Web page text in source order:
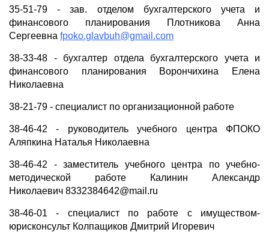
35-51-79 - зав. отделом бухгалтерского учета и
финансового планирования Плотникова Анна
Сергеевна fpoko.glavbuh@gmail.com
38-33-48 - бухгалтер отдела бухгалтерского учета и
финансового планирования Ворончихина Елена
Николаевна
38-21-79 - специалист по организационной работе
38-46-42 - руководитель учебного центра ФПОКО
Аляпкина Наталья Николаевна
38-46-42 - заместитель учебного центра по учебно-
методической работе Калинин Александр
Николаевич 8332384642@mail.ru
38-46-01 - специалист по работе с имуществом-
юрисконсульт Колпащиков Дмитрий Игоревич